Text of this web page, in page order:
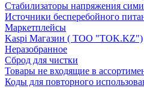
Стабилизаторы напряжения
Источники бесперебойного
Маркетплейсы
Kaspi Магазин ( ТОО "TOK.KZ")
Неразобранное
Сброд для чистки
Товары не входящие в
Коды для повторного